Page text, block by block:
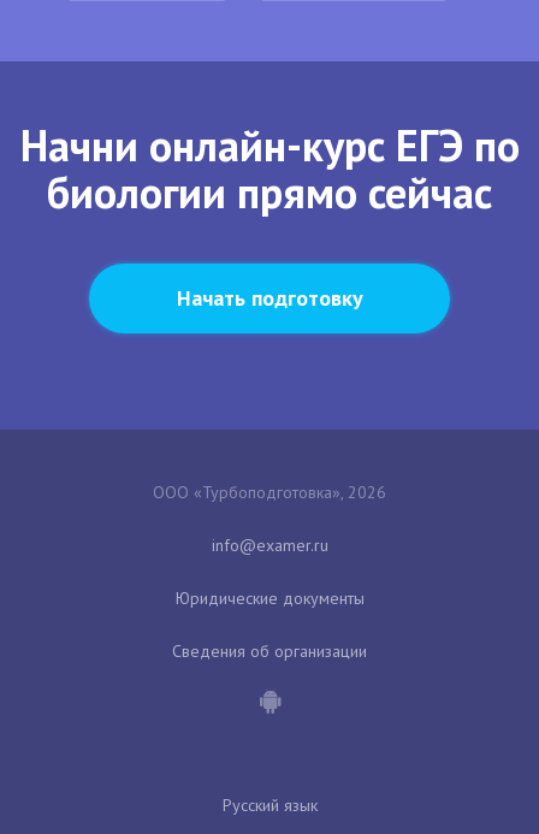
Начни онлайн-курс ЕГЭ по
биологии прямо сейчас
Начать подготовку
ООО «Турбоподготовка», 2026
Юридические документы
Сведения об организации
Русский язык